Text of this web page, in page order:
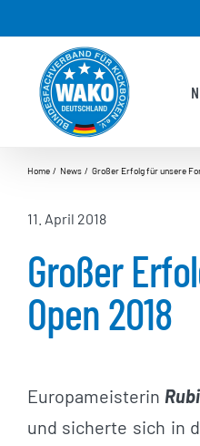
springen
Home News Großer Erfolg für unsere
11. April 2018
Großer
Open 2018
Europameisterin
und sicherte sich in